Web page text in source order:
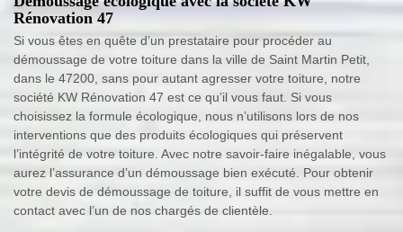
Rénovation 47
Si vous êtes en quête d’un prestataire pour procéder au
démoussage de votre toiture dans la ville de Saint Martin Petit,
dans le 47200, sans pour autant agresser votre toiture, notre
société KW Rénovation 47 est ce qu’il vous faut. Si vous
choisissez la formule écologique, nous n’utilisons lors de nos
interventions que des produits écologiques qui préservent
l’intégrité de votre toiture. Avec notre savoir-faire inégalable, vous
aurez l’assurance d’un démoussage bien exécuté. Pour obtenir
votre devis de démoussage de toiture, il suffit de vous mettre en
contact avec l’un de nos chargés de clientèle.